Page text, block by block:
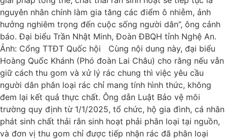
nguyên nhân chính làm gia tăng các điểm ô nhiễm, ảnh
hưởng nghiêm trọng đến cuộc sống người dân”, ông cảnh
báo. Đại biểu Trần Nhật Minh, Đoàn ĐBQH tỉnh Nghệ An.
Ảnh: Cổng TTĐT Quốc hội Cùng nội dung này, đại biểu
Hoàng Quốc Khánh (Phó đoàn Lai Châu) cho rằng nếu vẫn
giữ cách thu gom và xử lý rác chung thì việc yêu cầu
người dân phân loại rác chỉ mang tính hình thức, không
đem lại kết quả thực chất. Ông dẫn Luật Bảo vệ môi
trường quy định từ 1/1/2025, tổ chức, hộ gia đình, cá nhân
phát sinh chất thải rắn sinh hoạt phải phân loại tại nguồn,
và đơn vị thu gom chỉ được tiếp nhận rác đã phân loại